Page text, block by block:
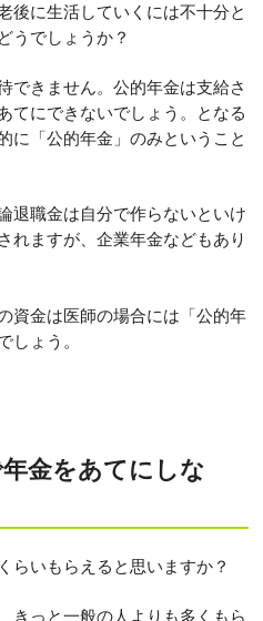
後に生活していくには不十分と
うでしょうか？
できません。公的年金は支給さ
てにできないでしょう。となる
に「公的年金」のみということ
退職金は自分で作らないといけ
れますが、企業年金などもあり
資金は医師の場合には「公的年
しょう。
金をあてにしな
らいもらえると思いますか？
きっと一般の人よりも多くもら